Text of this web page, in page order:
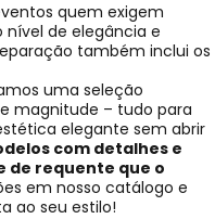
quem exigem
de elegância e
também inclui os
uma seleção
magnitude – tudo para
elegante sem abrir
com detalhes e
de requente que o
em nosso catálogo e
ao seu estilo!